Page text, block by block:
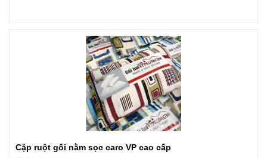
Cặp ruột gối nằm sọc caro VP cao cấp